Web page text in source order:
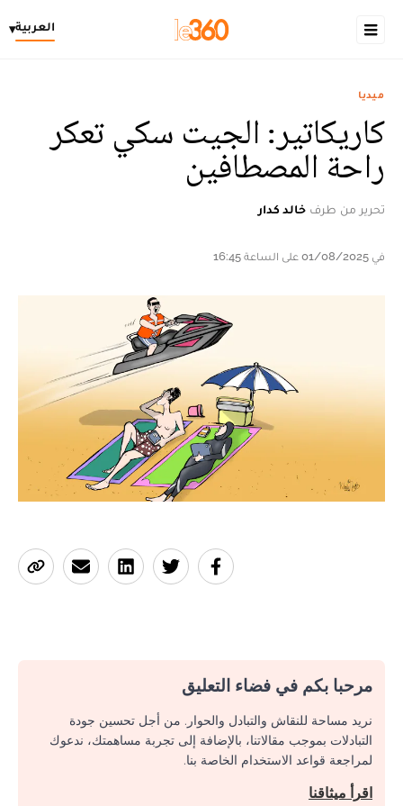
العربية▾
ميديا
كاريكاتير: الجيت سكي تعكر
راحة المصطافين
تحرير من طرف خالد كدار
في 01/08/2025 على الساعة 16:45
مرحبا بكم في فضاء التعليق
نريد مساحة للنقاش والتبادل والحوار. من أجل تحسين جودة
التبادلات بموجب مقالاتنا، بالإضافة إلى تجربة مساهمتك، ندعوك
لمراجعة قواعد الاستخدام الخاصة بنا.
اقرأ ميثاقنا